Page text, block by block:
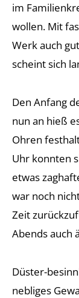
im
wollen. Mit
Werk auch
scheint sich
Den Anfang
nun an hieß
Ohren
Uhr konnten
etwas
war noch
Zeit
Abends auch
Düster-
nebliges